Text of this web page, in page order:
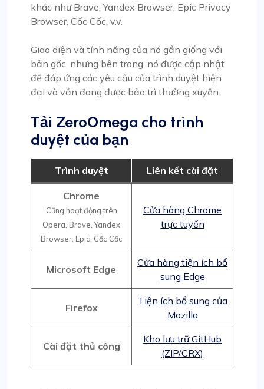
khác như Brave, Yandex Browser, Epic Privacy
Browser, Cốc Cốc, v.v.
Giao diện và tính năng của nó gần giống với
bản gốc, nhưng bên trong, nó được cập nhật
để đáp ứng các yêu cầu của trình duyệt hiện
đại và vẫn đang được bảo trì thường xuyên.
Tải ZeroOmega cho trình
duyệt của bạn
Trình duyệt Liên kết cài đặt
Chrome
Cũng hoạt động trên
Opera, Brave, Yandex
Browser, Epic, Cốc Cốc
Cửa hàng Chrome
trực tuyến
Microsoft Edge
Cửa hàng tiện ích bổ
sung Edge
Firefox
Tiện ích bổ sung của
Mozilla
Cài đặt thủ công
Kho lưu trữ GitHub
(ZIP/CRX)